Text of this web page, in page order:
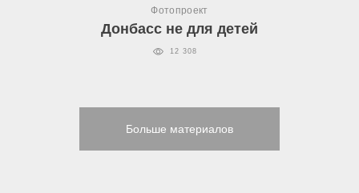
Фотопроект
Донбасс не для детей
12 308
Больше материалов